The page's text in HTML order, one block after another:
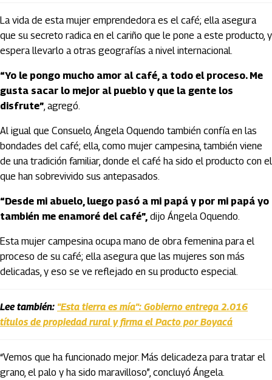
La vida de esta mujer emprendedora es el café; ella asegura
que su secreto radica en el cariño que le pone a este producto, y
espera llevarlo a otras geografías a nivel internacional.
“Yo le pongo mucho amor al café, a todo el proceso. Me
gusta sacar lo mejor al pueblo y que la gente los
disfrute”, agregó.
Al igual que Consuelo, Ángela Oquendo también confía en las
bondades del café; ella, como mujer campesina, también viene
de una tradición familiar, donde el café ha sido el producto con el
que han sobrevivido sus antepasados.
“Desde mi abuelo, luego pasó a mi papá y por mi papá yo
también me enamoré del café”, dijo Ángela Oquendo.
Esta mujer campesina ocupa mano de obra femenina para el
proceso de su café; ella asegura que las mujeres son más
delicadas, y eso se ve reflejado en su producto especial.
Lee también: "Esta tierra es mía": Gobierno entrega 2.016
títulos de propiedad rural y firma el Pacto por Boyacá
“Vemos que ha funcionado mejor. Más delicadeza para tratar el
grano, el palo y ha sido maravilloso”, concluyó Ángela.